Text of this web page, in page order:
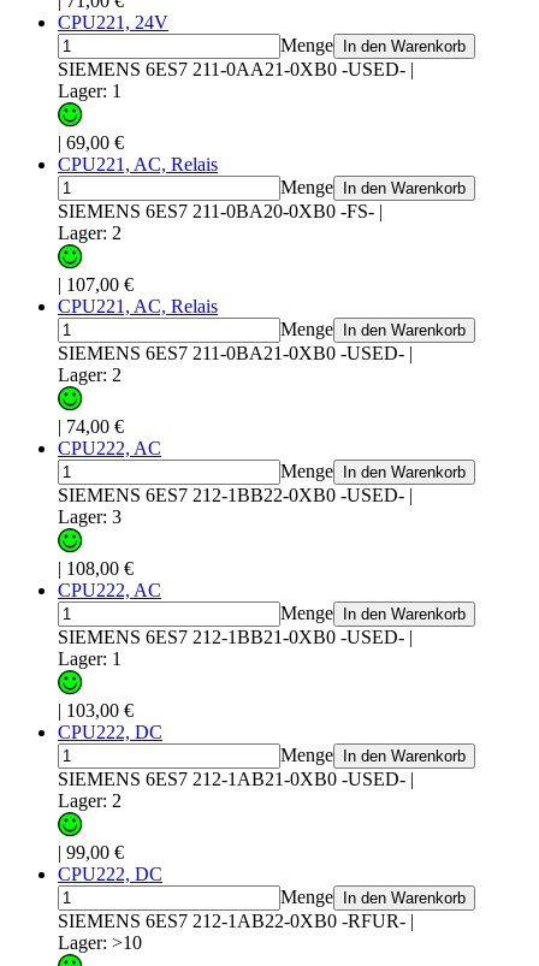
CPU221, 24V
Menge
In den Warenkorb
SIEMENS 6ES7 211-0AA21-0XB0 -USED- |
Lager: 1
| 69,00 €
CPU221, AC, Relais
Menge
In den Warenkorb
SIEMENS 6ES7 211-0BA20-0XB0 -FS- |
Lager: 2
| 107,00 €
CPU221, AC, Relais
Menge
In den Warenkorb
SIEMENS 6ES7 211-0BA21-0XB0 -USED- |
Lager: 2
| 74,00 €
CPU222, AC
Menge
In den Warenkorb
SIEMENS 6ES7 212-1BB22-0XB0 -USED- |
Lager: 3
| 108,00 €
CPU222, AC
Menge
In den Warenkorb
SIEMENS 6ES7 212-1BB21-0XB0 -USED- |
Lager: 1
| 103,00 €
CPU222, DC
Menge
In den Warenkorb
SIEMENS 6ES7 212-1AB21-0XB0 -USED- |
Lager: 2
| 99,00 €
CPU222, DC
Menge
In den Warenkorb
SIEMENS 6ES7 212-1AB22-0XB0 -RFUR- |
Lager: >10